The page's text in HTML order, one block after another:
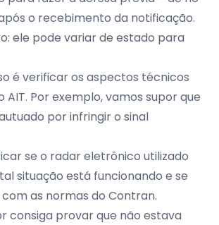
o recebimento da notificação.
ele pode variar de estado para
é verificar os aspectos técnicos
AIT. Por exemplo, vamos supor que
por infringir o sinal
se o radar eletrônico utilizado
situação está funcionando e se
as normas do Contran.
consiga provar que não estava